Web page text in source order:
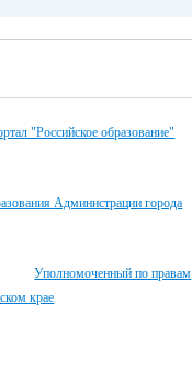
"Российское образование"
Администрации города
Уполномоченный по правам
крае